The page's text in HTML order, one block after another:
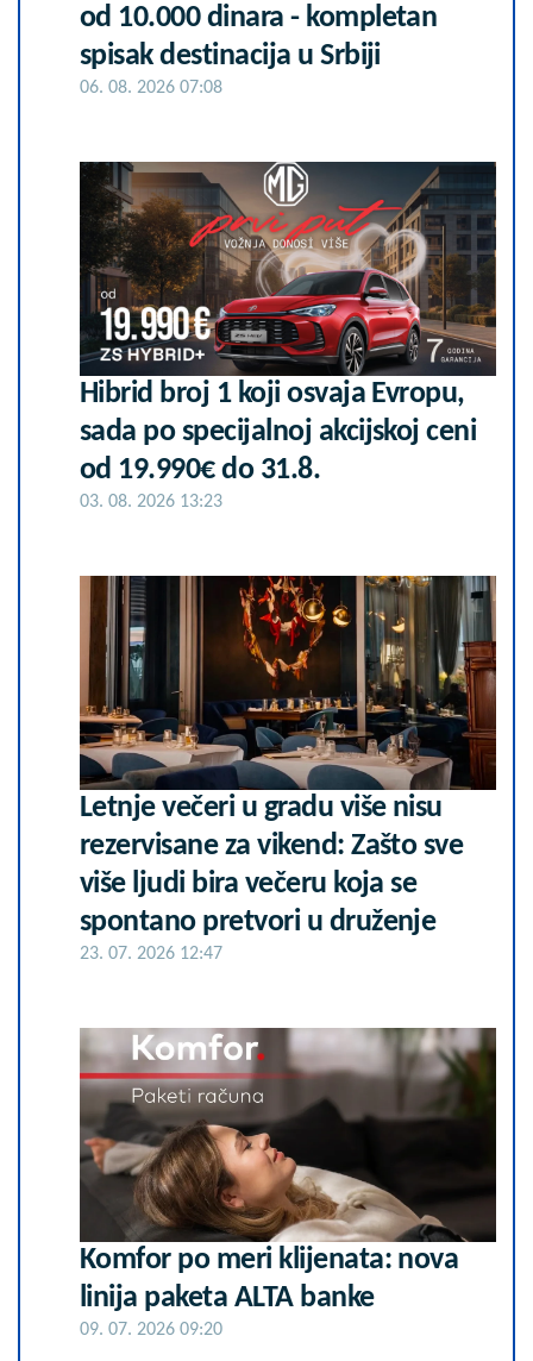
od 10.000 dinara - kompletan
spisak destinacija u Srbiji
06. 08. 2026 07:08
Hibrid broj 1 koji osvaja Evropu,
sada po specijalnoj akcijskoj ceni
od 19.990€ do 31.8.
03. 08. 2026 13:23
Letnje večeri u gradu više nisu
rezervisane za vikend: Zašto sve
više ljudi bira večeru koja se
spontano pretvori u druženje
23. 07. 2026 12:47
Komfor po meri klijenata: nova
linija paketa ALTA banke
09. 07. 2026 09:20